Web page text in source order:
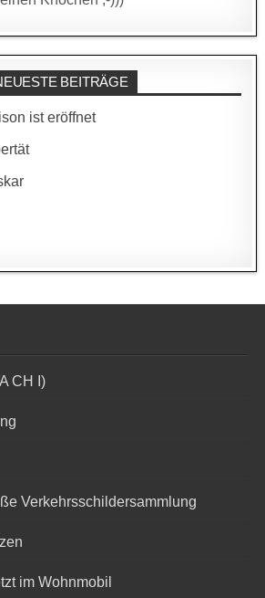
BEITRÄGE
ist eröffnet
CH I)
Verkehrsschildersammlung
im Wohnmobil